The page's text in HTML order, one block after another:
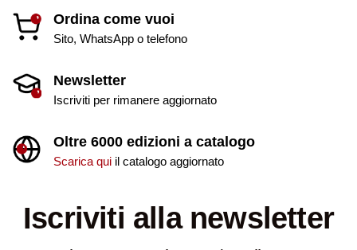
Ordina come vuoi
Sito, WhatsApp o telefono
Newsletter
Iscriviti per rimanere aggiornato
Oltre 6000 edizioni a catalogo
Scarica quiil catalogo aggiornato
Iscriviti alla newsletter